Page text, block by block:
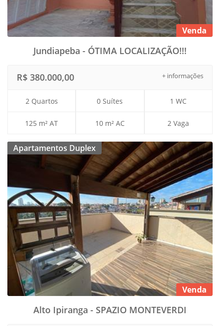
Venda
Jundiapeba - ÓTIMA LOCALIZAÇÃO!!!
+ informações
R$ 380.000,00
2 Quartos 0 Suítes 1 WC
125 m² AT 10 m² AC 2 Vaga
Apartamentos Duplex
Venda
Alto Ipiranga - SPAZIO MONTEVERDI